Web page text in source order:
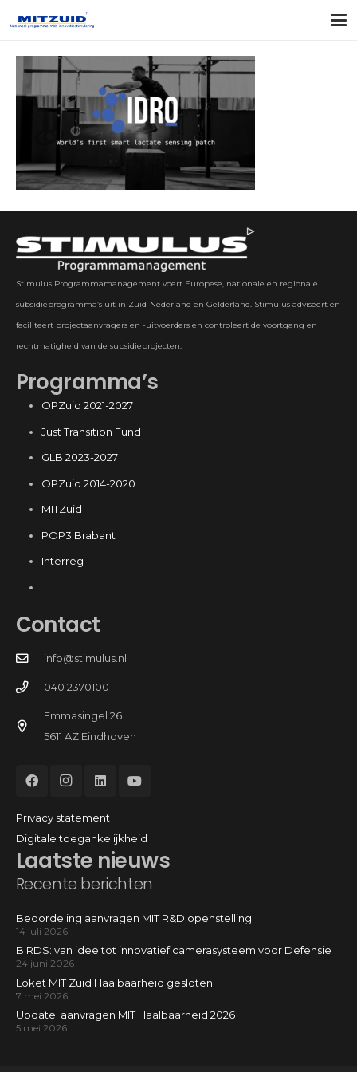
Stimulus Programmamanagement voert Europese, nationale en regionale
subsidieprogramma’s uit in Zuid-Nederland en Gelderland. Stimulus adviseert en
faciliteert projectaanvragers en -uitvoerders en controleert de voortgang en
rechtmatigheid van de subsidieprojecten.
Programma’s
OPZuid 2021-2027
Just Transition Fund
GLB 2023-2027
OPZuid 2014-2020
MITZuid
POP3 Brabant
Interreg
Laatste nieuws
Recente berichten
Beoordeling aanvragen MIT R&D openstelling
14 juli 2026
BIRDS: van idee tot innovatief camerasysteem voor Defensie
24 juni 2026
Loket MIT Zuid Haalbaarheid gesloten
7 mei 2026
Update: aanvragen MIT Haalbaarheid 2026
5 mei 2026
Contact
info@stimulus.nl
040 2370100
Emmasingel 26
5611 AZ Eindhoven
Privacy statement
Digitale toegankelijkheid